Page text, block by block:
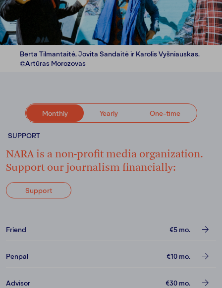
Berta Tilmantaitė, Jovita Sandaitė ir Karolis Vyšniauskas.
©Artūras Morozovas
Monthly Yearly One-time
SUPPORT
NARA is a non-profit media organization.
Support our journalism financially:
Support
Friend €5 mo.
Penpal €10 mo.
Advisor €30 mo.